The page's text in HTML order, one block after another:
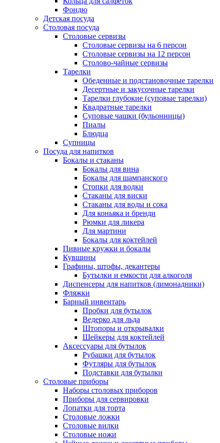
Фондю
Детская посуда
Столовая посуда
Столовые сервизы
Столовые сервизы на 6 персон
Столовые сервизы на 12 персон
Столово-чайные сервизы
Тарелки
Обеденные и подстановочные тарелки
Десертные и закусочные тарелки
Тарелки глубокие (суповые тарелки)
Квадратные тарелки
Суповые чашки (бульонницы)
Пиалы
Блюдца
Супницы
Посуда для напитков
Бокалы и стаканы
Бокалы для вина
Бокалы для шампанского
Стопки для водки
Стаканы для виски
Стаканы для воды и сока
Для коньяка и бренди
Рюмки для ликера
Для мартини
Бокалы для коктейлей
Пивные кружки и бокалы
Кувшины
Графины, штофы, декантеры
Бутылки и емкости для алкоголя
Диспенсеры для напитков (лимонадники)
Фляжки
Барный инвентарь
Пробки для бутылок
Ведерко для льда
Штопоры и открывалки
Шейкеры для коктейлей
Аксессуары для бутылок
Рубашки для бутылок
Футляры для бутылок
Подставки для бутылки
Столовые приборы
Наборы столовых приборов
Приборы для сервировки
Лопатки для торта
Столовые ложки
Столовые вилки
Столовые ножи